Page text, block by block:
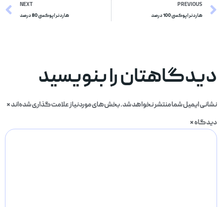
PREVIOUS
هاردنر اپوکسی 100 درصد
NEXT
هاردنر اپوکسی 80 درصد
دیدگاهتان را بنویسید
نشانی ایمیل شما منتشر نخواهد شد.بخش‌های موردنیاز علامت‌گذاری شده‌اند*
دیدگاه*